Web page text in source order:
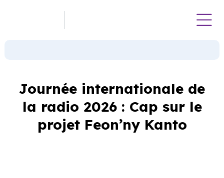
Journée internationale de
la radio 2026 : Cap sur le
projet Feon’ny Kanto